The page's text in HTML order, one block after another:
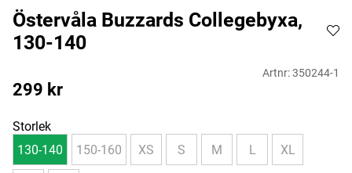
Östervåla Buzzards Collegebyxa,
130-140
Artnr:350244-1
299 kr
Storlek
130-140
150-160 XS S M L XL